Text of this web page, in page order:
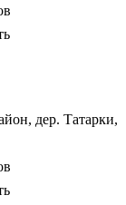
дер. Татарки,